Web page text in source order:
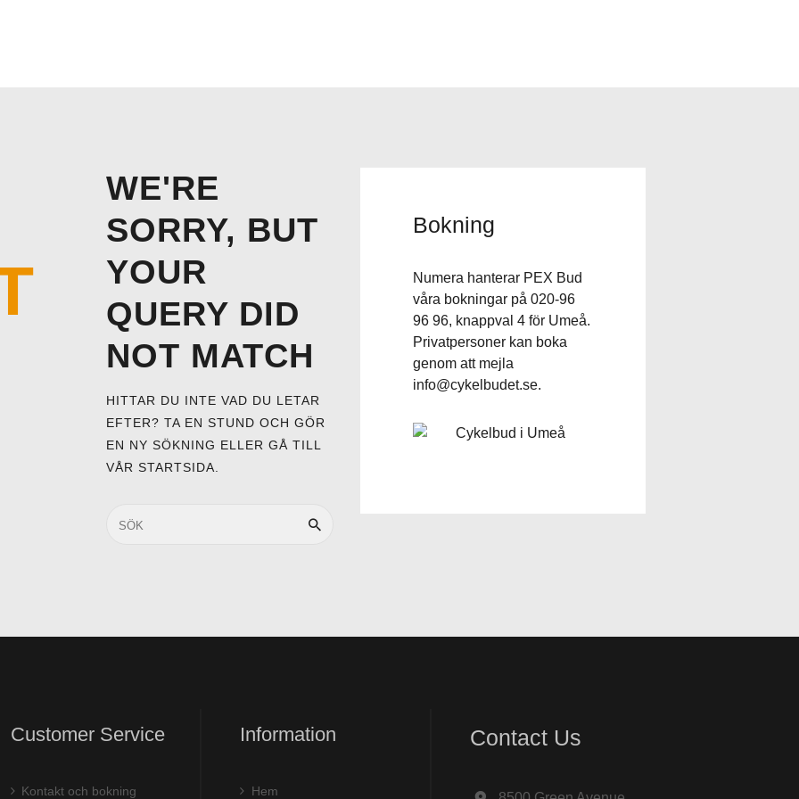
WE'RE
SORRY, BUT
YOUR
QUERY DID
NOT MATCH
HITTAR DU INTE VAD DU LETAR
EFTER? TA EN STUND OCH GÖR
EN NY SÖKNING ELLER GÅ TILL
VÅR STARTSIDA
Bokning
Numera hanterar PEX Bud
våra bokningar på 020-96
96 96, knappval 4 för Umeå.
Privatpersoner kan boka
genom att mejla
info@cykelbudet.se.
Customer Service
Kontakt och bokning
Information
Hem
Contact Us